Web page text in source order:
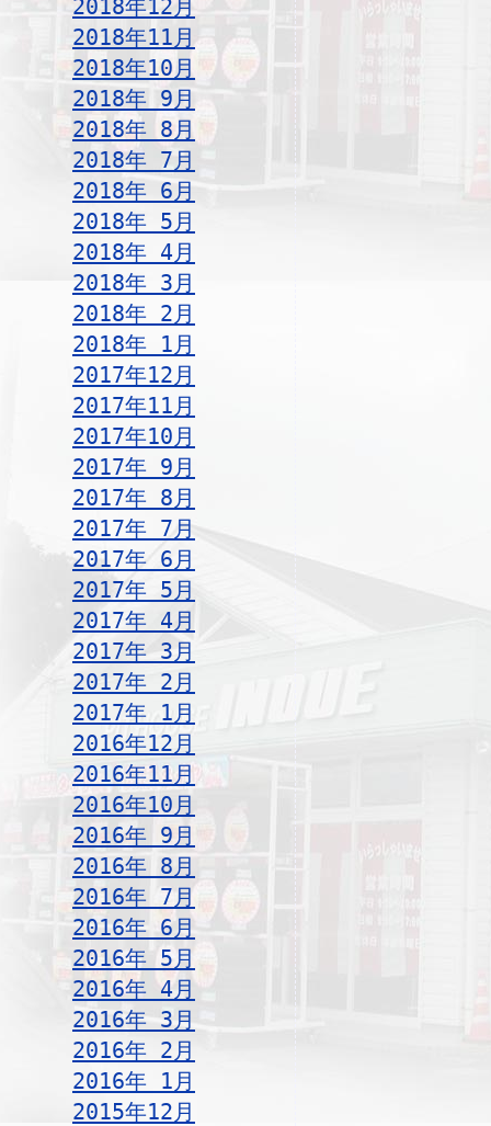
2018年12月
2018年11月
2018年10月
2018年 9月
2018年 8月
2018年 7月
2018年 6月
2018年 5月
2018年 4月
2018年 3月
2018年 2月
2018年 1月
2017年12月
2017年11月
2017年10月
2017年 9月
2017年 8月
2017年 7月
2017年 6月
2017年 5月
2017年 4月
2017年 3月
2017年 2月
2017年 1月
2016年12月
2016年11月
2016年10月
2016年 9月
2016年 8月
2016年 7月
2016年 6月
2016年 5月
2016年 4月
2016年 3月
2016年 2月
2016年 1月
2015年12月